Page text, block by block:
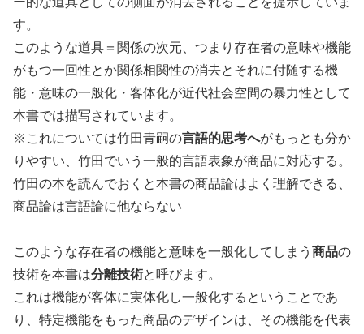
す。
このような道具＝関係の次元、つまり存在者の意味や機能
がもつ一回性とか関係相関性の消去とそれに付随する機
能・意味の一般化・客体化が近代社会空間の暴力性として
本書では描写されています。
※これについては竹田青嗣の言語的思考へがもっとも分か
りやすい、竹田でいう一般的言語表象が商品に対応する 。
竹田の本を読んでおくと本書の商品論はよく理解できる、
商品論は言語論に他ならない
このような存在者の機能と意味を一般化してしまう 商品の
技術を本書は分離技術と呼びます。
これは機能が客体に実体化し一般化するということであ
り、特定機能をもった商品のデザインは、その機能を代表